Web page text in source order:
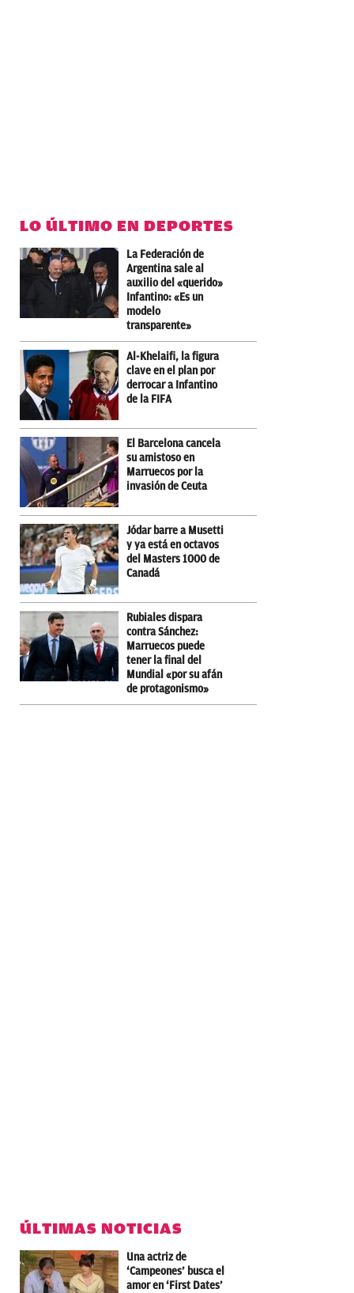
LO ÚLTIMO EN DEPORTES
La Federación de
Argentina sale al
auxilio del «querido»
Infantino: «Es un
modelo
transparente»
Al-Khelaifi, la figura
clave en el plan por
derrocar a Infantino
de la FIFA
El Barcelona cancela
su amistoso en
Marruecos por la
invasión de Ceuta
Jódar barre a Musetti
y ya está en octavos
del Masters 1000 de
Canadá
Rubiales dispara
contra Sánchez:
Marruecos puede
tener la final del
Mundial «por su afán
de protagonismo»
ÚLTIMAS NOTICIAS
Una actriz de
‘Campeones’ busca el
amor en ‘First Dates’